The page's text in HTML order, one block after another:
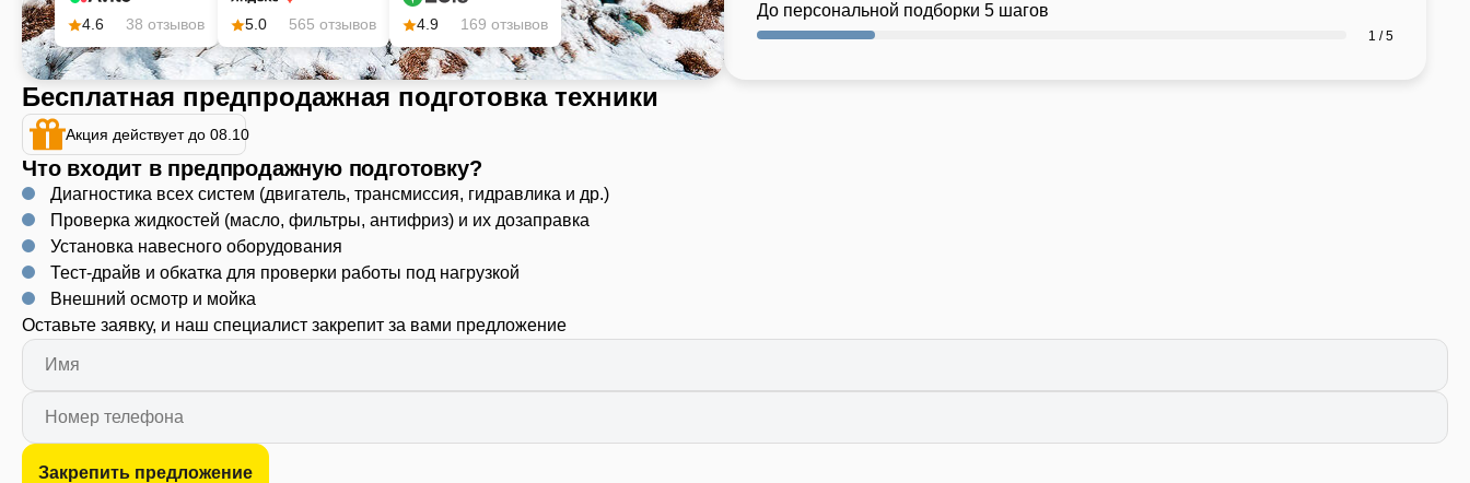
4.6 38 отзывов 5.0 565 отзывов 4.9 169 отзывов
До персональной подборки 5 шагов
1 / 5
Бесплатная предпродажная подготовка техники
Акция действует до 08.10
Что входит в предпродажную подготовку?
Диагностика всех систем (двигатель, трансмиссия, гидравлика и др.)
Проверка жидкостей (масло, фильтры, антифриз) и их дозаправка
Установка навесного оборудования
Тест-драйв и обкатка для проверки работы под нагрузкой
Внешний осмотр и мойка
Оставьте заявку, и наш специалист закрепит за вами предложение
Закрепить предложение